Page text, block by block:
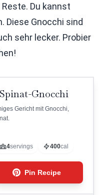
Du kannst
Diese Gnocchi sind
sehr lecker. Probier
Gnocchi
Gericht mit Gnocchi,
4servings 400cal
Pin Recipe